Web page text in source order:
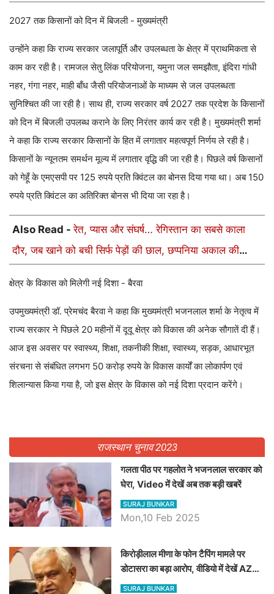
2027 तक किसानों को दिन में बिजली - मुख्यमंत्री
उन्होंने कहा कि राज्य सरकार जलापूर्ति और उपलब्धता के क्षेत्र में प्राथमिकता से
काम कर रही है। रामजल सेतु लिंक परियोजना, यमुना जल समझौता, इंदिरा गांधी
नहर, गंगा नहर, माही बाँध जैसी परियोजनाओं के माध्यम से जल उपलब्धता
सुनिश्चित की जा रही है। साथ ही, राज्य सरकार वर्ष 2027 तक प्रदेश के किसानों
को दिन में बिजली उपलब्ध कराने के लिए निरंतर कार्य कर रही है। मुख्यमंत्री शर्मा
ने कहा कि राज्य सरकार किसानों के हित में लगातार महत्वपूर्ण निर्णय ले रही है।
किसानों के न्यूनतम समर्थन मूल्य में लगातार वृद्धि की जा रही है। पिछले वर्ष किसानों
को गेहूँ के एमएसपी पर 125 रुपये प्रति क्विंटल का बोनस दिया गया था। अब 150
रुपये प्रति क्विंटल का अतिरिक्त बोनस भी दिया जा रहा है।
Also Read -रेत, प्यास और संघर्ष… रेगिस्तान का सबसे काला
दौर, जब खाने को बची सिर्फ पेड़ों की छाल, छप्पनिया अकाल की
क्षेत्र के विकास को मिलेगी नई दिशा - बैरवा
उपमुख्यमंत्री डॉ. प्रेमचंद बैरवा ने कहा कि मुख्यमंत्री भजनलाल शर्मा के नेतृत्व में
राज्य सरकार ने पिछले 20 महीनों में दूदू क्षेत्र को विकास की अनेक सौगातें दी हैं।
आज इस अवसर पर स्वास्थ्य, शिक्षा, तकनीकी शिक्षा, स्वास्थ्य, सड़क, आधारभूत
संरचना से संबंधित लगभग 50 करोड़ रुपये के विकास कार्यों का लोकार्पण एवं
शिलान्यास किया गया है, जो इस क्षेत्र के विकास को नई दिशा प्रदान करेंगे।
राजस्थान चुनाव 2023
गलता पीठ पर गहलोत ने भजनलाल सरकार को
घेरा, Video में देखें अब तक बड़ी खबरें
SURAJ BUNKAR
Mon,10 Feb 2025
किरोड़ीलाल मीणा के फोन टैपिंग मामले पर
डोटासरा का बड़ा आरोप, वीडियो में देखें AZ
बड़ी खबरें
SURAJ BUNKAR